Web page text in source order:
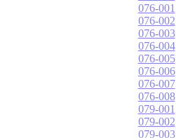
076-001
076-002
076-003
076-004
076-005
076-006
076-007
076-008
079-001
079-002
079-003